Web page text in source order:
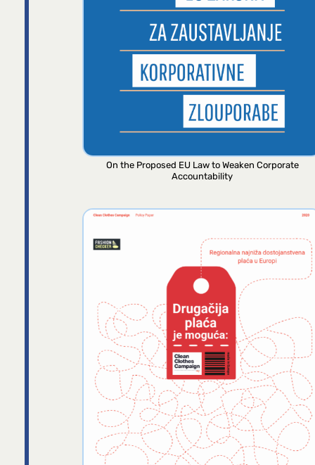
On the Proposed EU Law to Weaken Corporate
Accountability